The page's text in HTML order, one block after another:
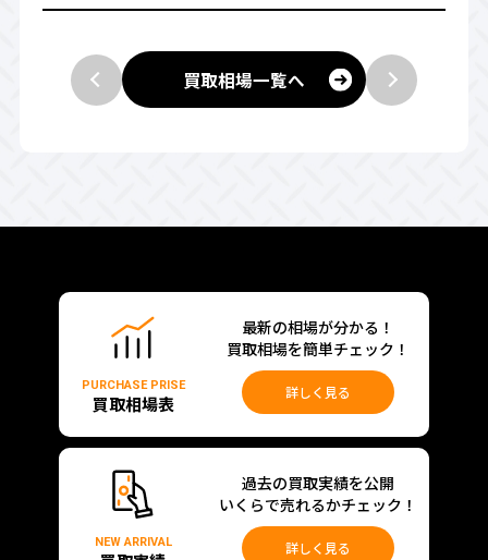
買取相場一覧へ
PURCHASE PRISE
買取相場表
最新の相場が分かる！
買取相場を簡単チェック！
詳しく見る
NEW ARRIVAL
過去の買取実績を公開
いくらで売れるかチェック！
詳しく見る